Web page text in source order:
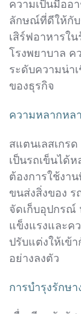
ความเป็นมืออ
ลักษณ์ที่ดีให้กับ
เสิร์ฟอาหารใ
โรงพยาบาล ค
ระดับความน่า
ของธุรกิจ
ความหลากหล
สแตนเลสเกร
เป็นรถเข็นได้
ต้องการใช้งา
ขนส่งสิ่งของ ร
จัดเก็บอุปกรณ์
แข็งแรงและค
ปรับแต่งให้เข้
อย่างลงตัว
การบำรุงรักษา